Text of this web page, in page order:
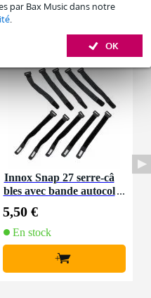
par Bax Music dans notre
OK
Innox Snap 27 serre-câ
bles avec bande autocol
5,50 €
En stock
+